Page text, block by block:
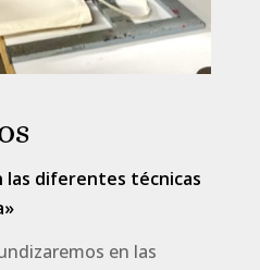
las diferentes técnicas
en las